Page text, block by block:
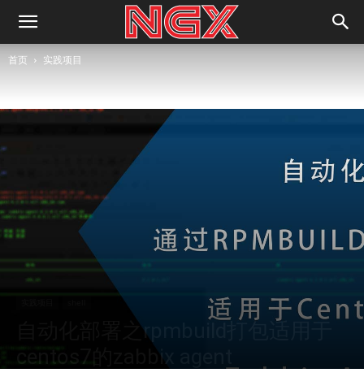
首页 实践项目
自动化部署之rpmbuild打包适用于
centos7的zabbix agent